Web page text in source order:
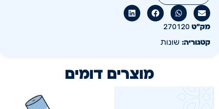
מק״ט 270120
קטגוריה: שונות
מוצרים דומים